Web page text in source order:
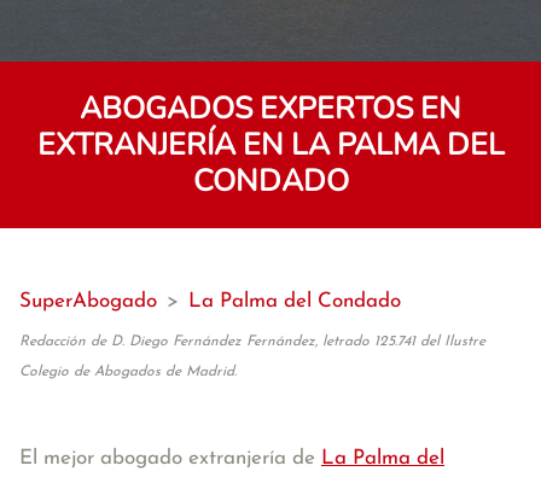
ABOGADOS EXPERTOS EN
EXTRANJERÍA EN LA PALMA DEL
CONDADO
SuperAbogado > La Palma del Condado
Redacción de D. Diego Fernández Fernández, letrado 125.741 del Ilustre
Colegio de Abogados de Madrid.
El mejor abogado extranjería de La Palma del